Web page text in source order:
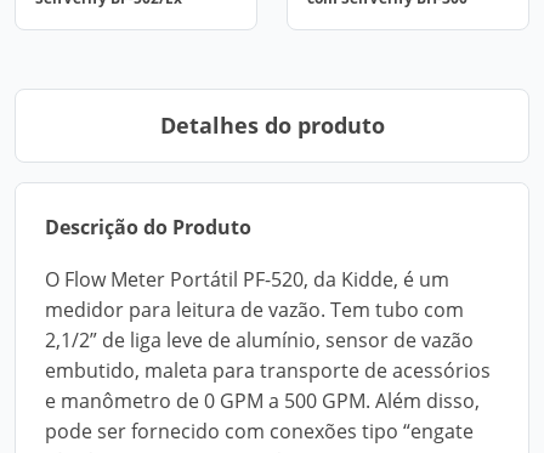
Detalhes do produto
Descrição do Produto
O Flow Meter Portátil PF-520, da Kidde, é um
medidor para leitura de vazão. Tem tubo com
2,1/2” de liga leve de alumínio, sensor de vazão
embutido, maleta para transporte de acessórios
e manômetro de 0 GPM a 500 GPM. Além disso,
pode ser fornecido com conexões tipo “engate